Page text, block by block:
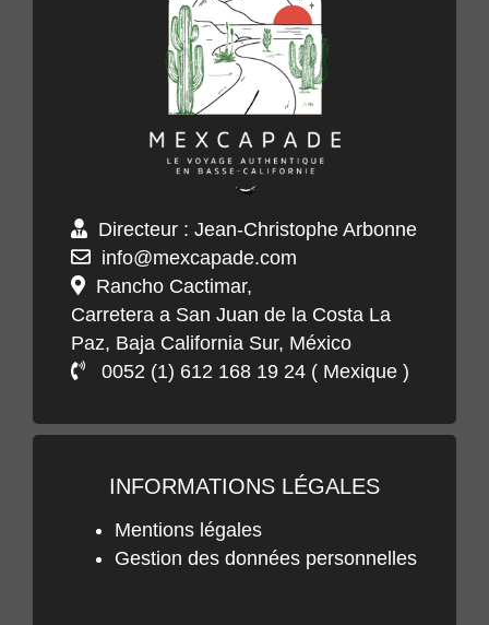
Directeur : Jean-Christophe Arbonne
info@mexcapade.com
Rancho Cactimar,
Carretera a San Juan de la Costa La
Paz, Baja California Sur, México
0052 (1) 612 168 19 24 ( Mexique )
INFORMATIONS LÉGALES
Mentions légales
Gestion des données personnelles